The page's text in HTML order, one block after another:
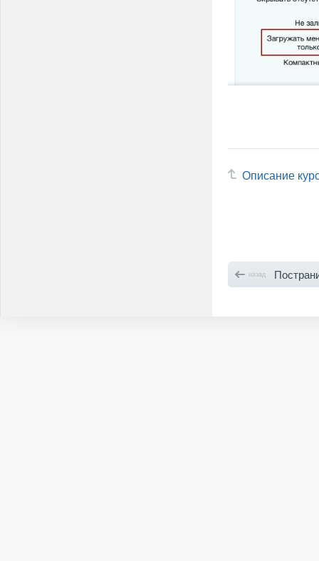
Описание
назад Постраничная